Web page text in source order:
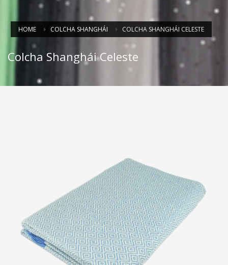
HOME COLCHA SHANGHÁI COLCHA SHANGHÁI CELESTE
Colcha Shanghái Celeste